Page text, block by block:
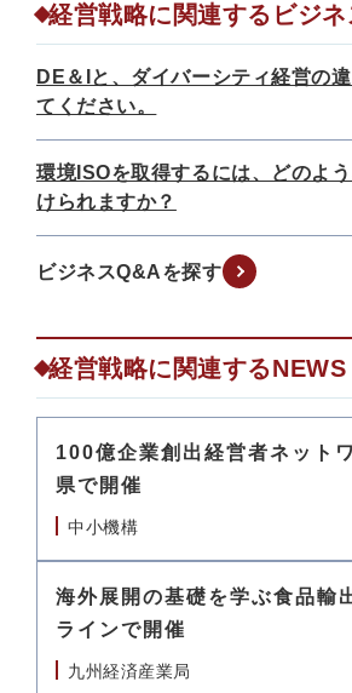
経営戦略に関連するビジ
DE＆Iと、ダイバーシティ経営の
てください。
環境ISOを取得するには、どのよ
けられますか？
ビジネスQ&Aを探す
経営戦略に関連するNEWS
100億企業創出経営者ネット
県で開催
中小機構
海外展開の基礎を学ぶ食品輸
ラインで開催
九州経済産業局